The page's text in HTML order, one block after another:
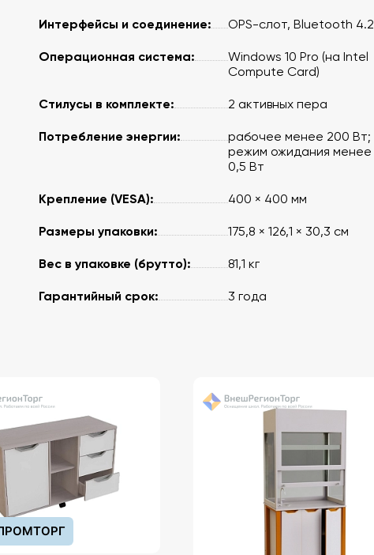
Интерфейсы и соединение: OPS-слот, Bluetooth 4.2
Операционная система:
Windows 10 Pro (на Intel
Compute Card)
Стилусы в комплекте: 2 активных пера
Потребление энергии:
рабочее менее 200 Вт;
режим ожидания менее
0,5 Вт
Крепление (VESA): 400 × 400 мм
Размеры упаковки: 175,8 × 126,1 × 30,3 см
Вес в упаковке (брутто): 81,1 кг
Гарантийный срок: 3 года